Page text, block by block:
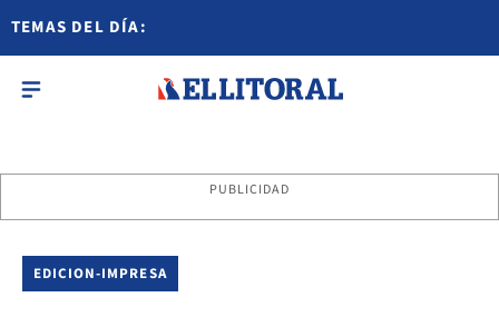
TEMAS DEL DÍA:
PUBLICIDAD
EDICION-IMPRESA